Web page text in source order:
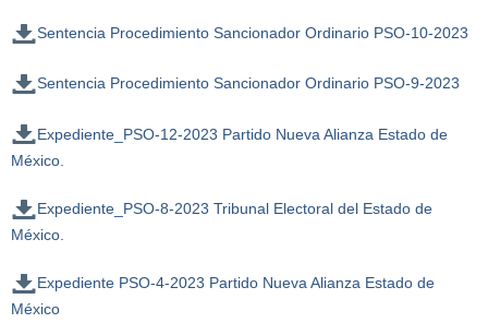
Sentencia Procedimiento Sancionador Ordinario PSO-10-2023
Sentencia Procedimiento Sancionador Ordinario PSO-9-2023
Expediente_PSO-12-2023 Partido Nueva Alianza Estado de
México.
Expediente_PSO-8-2023 Tribunal Electoral del Estado de
México.
Expediente PSO-4-2023 Partido Nueva Alianza Estado de
México